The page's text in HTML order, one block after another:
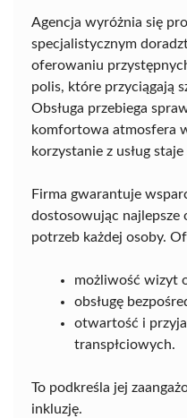
Agencja wyróżnia się
specjalistycznym
oferowaniu
polis, które przyciągają
Obsługa przebiega
komfortowa atmosfera
korzystanie z usług
Firma gwarantuje
dostosowując
potrzeb każdej osoby.
możliwość wizyt
obsługę
otwartość i
transpłciowych.
To podkreśla jej
inkluzję.